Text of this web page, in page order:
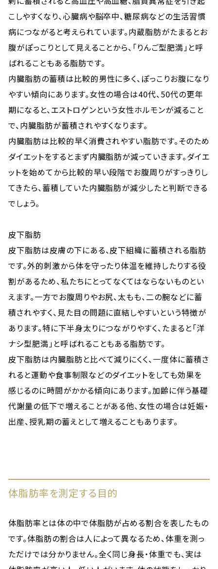
こしやすくなり、心臓病や脳卒中、糖尿病などの生活習慣
病につながると考えられています。内蔵脂肪がたまるとお
腹がぽっこりとして見えることから、「りんご型肥満」と呼
ばれることもある脂肪です。
内臓脂肪の蓄積は比較的男性に多く、ぽっこりお腹になり
やすい傾向にあります。女性の場合は40代、50代の更年
期になると、エストロゲンという女性ホルモンが減ること
で、内臓脂肪が蓄積されやすくなります。
内臓脂肪は比較的早く消費されやすい脂肪です。そのため
ダイエットをするとまず内臓脂肪が減っていきます。ダイエ
ットを始めてから比較的早い段階でお腹周りがすっきりし
てきたら、蓄積していた内臓脂肪が減少したと判断できる
でしょう。
皮下脂肪
皮下脂肪は皮膚の下にある、皮下組織に蓄積される脂肪
です。外的刺激から体を守ったり体温を維持したりする役
割があるため、私たちにとってなくてはならないものとい
えます。一方でお腹周りやお尻、太もも、二の腕などに蓄
積されやすく、見た目の問題に直結しやすいという特徴が
あります。特に下半身太りにつながりやすく、たまると「洋
ナシ型肥満」と呼ばれることもある脂肪です。
皮下脂肪は内臓脂肪と比べて減りにくく、一度体に蓄積さ
れると運動や食事制限などのダイエットをしても効果を
感じるのに時間がかかる傾向にあります。加齢に伴う基礎
代謝量の低下で増えることがある他、女性の場合は妊娠・
出産、授乳期の蓄えとして増えることもあります。
体脂肪率を測定する目的
体脂肪率とは体の中で体脂肪が占める割合を表したもの
です。体脂肪の割合は人によって異なるため、体重を測っ
ただけでは分かりません。全く同じ身長・体重でも、実は